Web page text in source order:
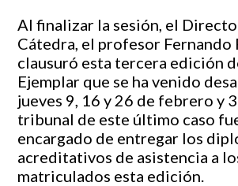
Al finalizar la sesión, el
Cátedra, el profesor Fernando
clausuró esta tercera edición
Ejemplar que se ha venido
jueves 9, 16 y 26 de febrero y
tribunal de este último caso
encargado de entregar los
acreditativos de asistencia a
matriculados esta edición.